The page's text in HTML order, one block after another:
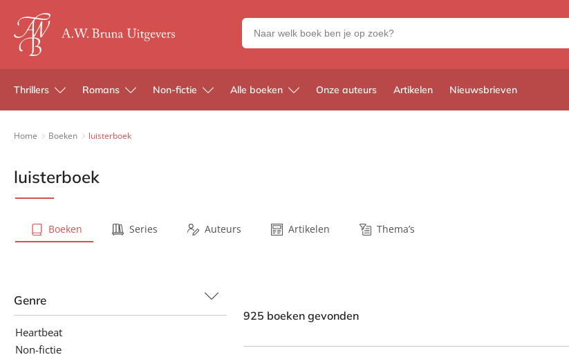
Zoeken
naar
en
uitgevers
Thrillers Romans Non-fictie Alle boeken Onze auteurs Artikelen Nieuwsbrieven
Home Boeken luisterboek
luisterboek
Boeken Series Auteurs Artikelen Thema’s
Genre
Heartbeat
Non-fictie
925 boeken gevonden